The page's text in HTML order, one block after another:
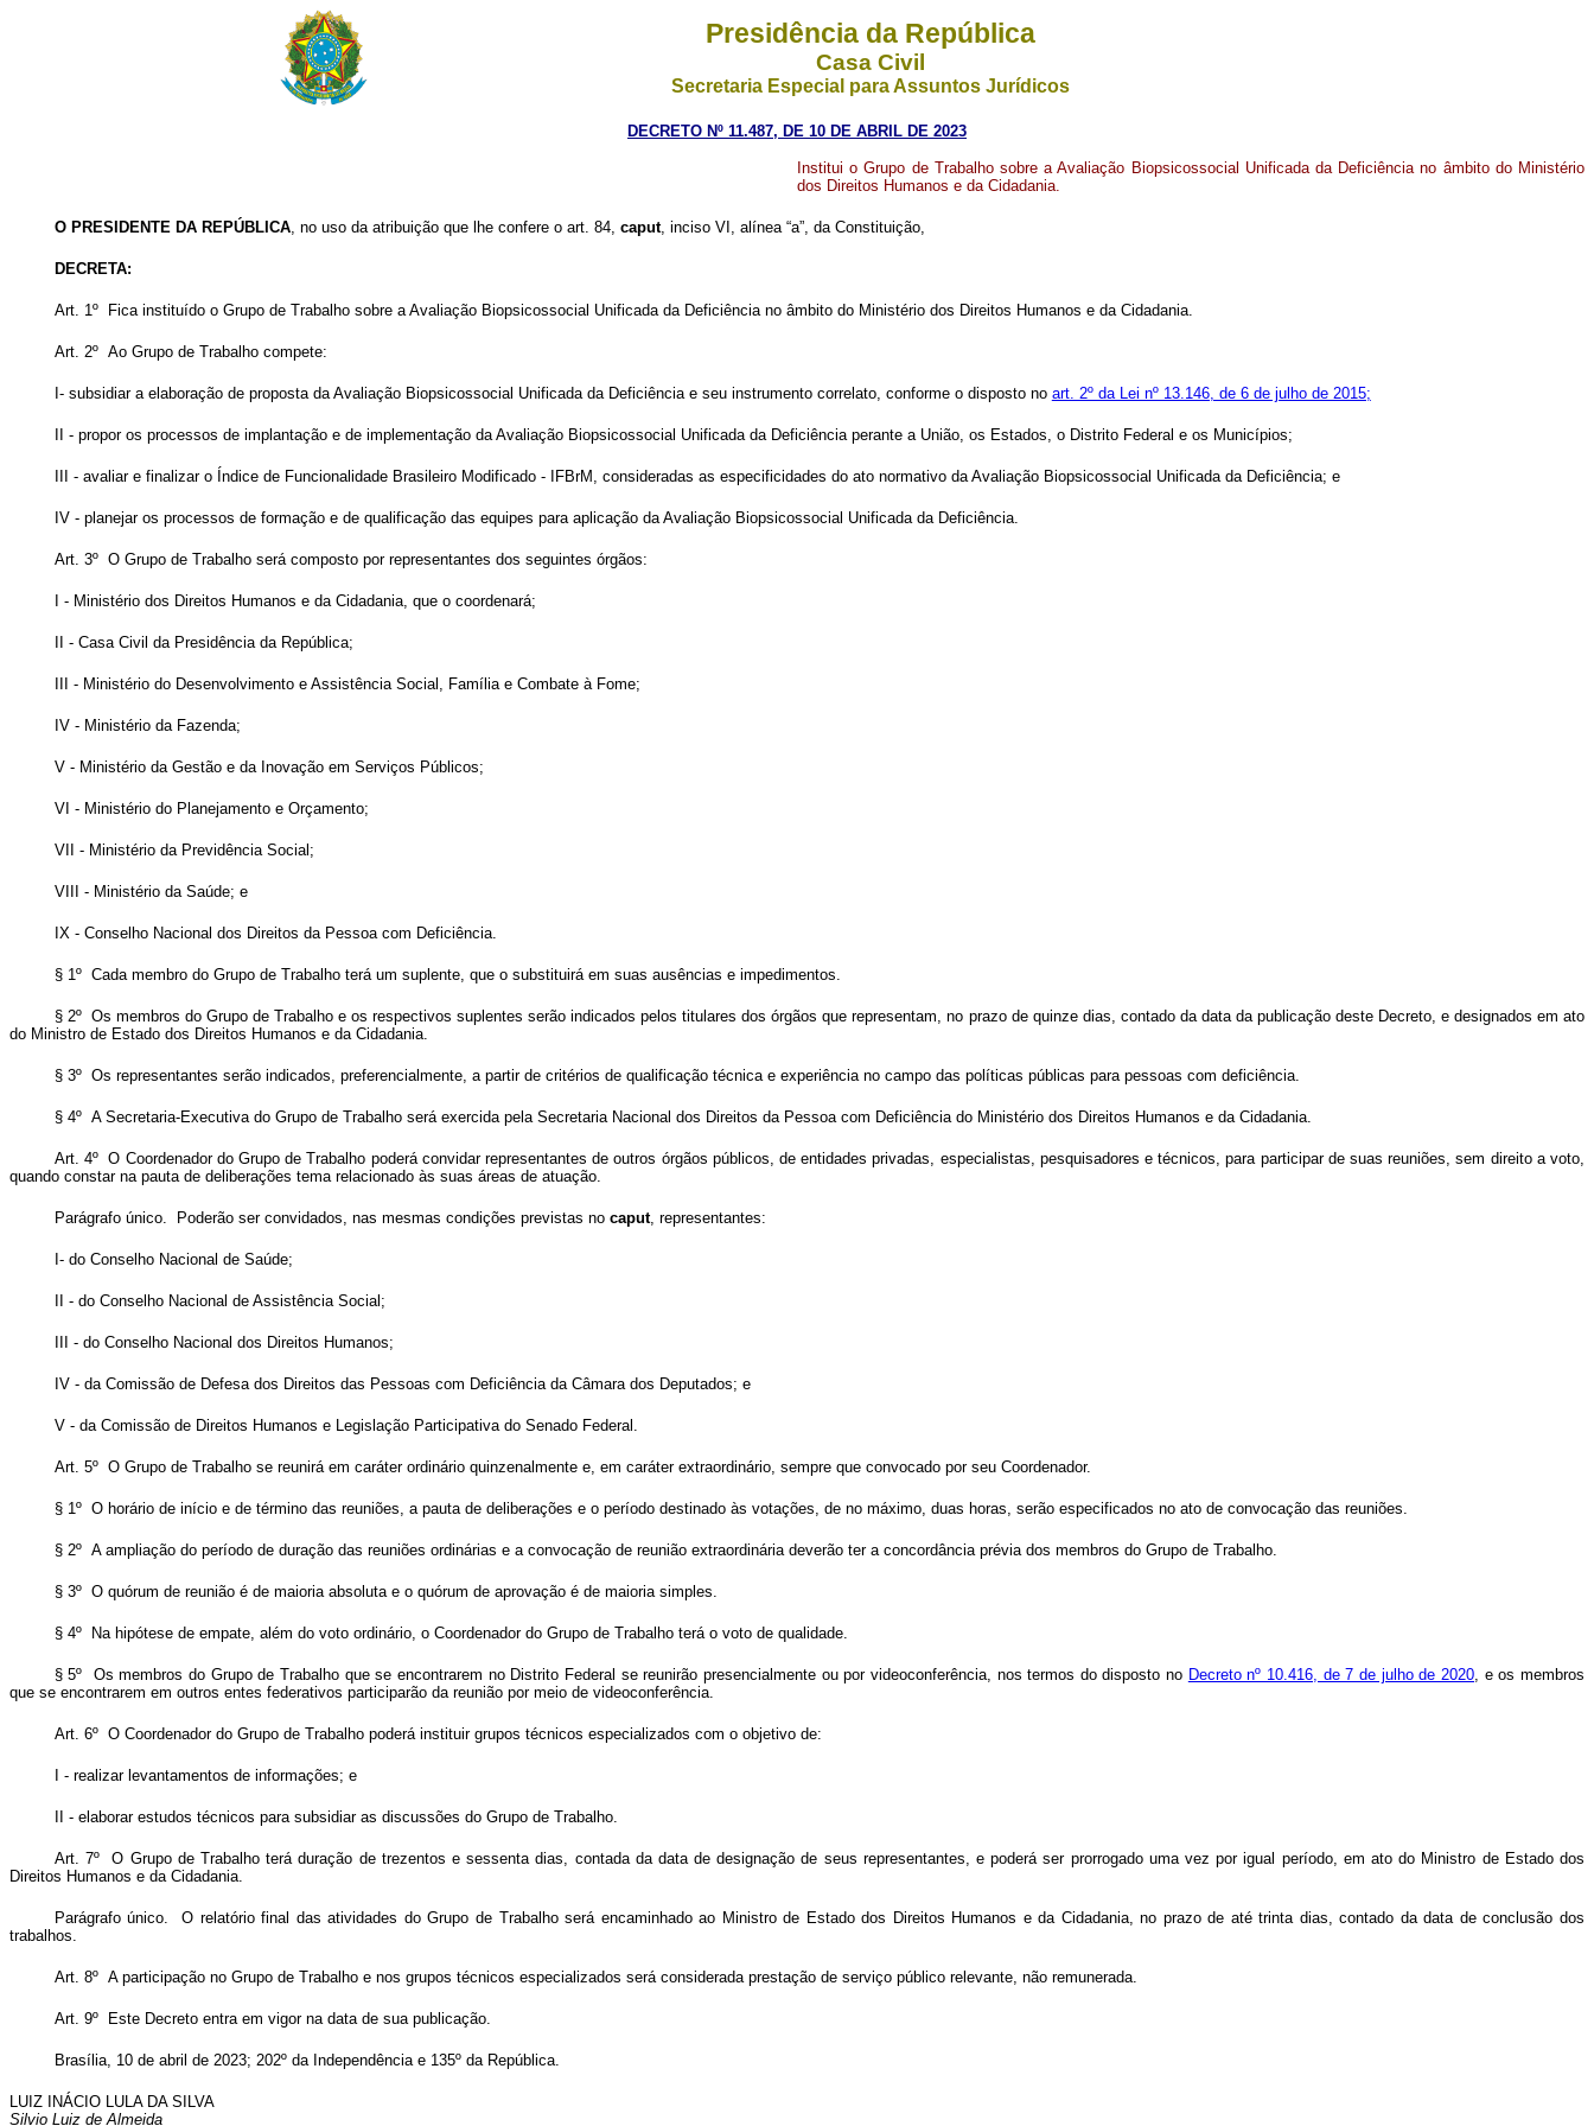
Presidência da República
Casa Civil
Secretaria Especial para Assuntos Jurídicos
DECRETO Nº 11.487, DE 10 DE ABRIL DE 2023
Institui o Grupo de Trabalho sobre a Avaliação Biopsicossocial Unificada da Deficiência no âmbito do Ministério
dos Direitos Humanos e da Cidadania.
O PRESIDENTE DA REPÚBLICA, no uso da atribuição que lhe confere o art. 84, caput, inciso VI, alínea “a”, da Constituição,
DECRETA:
Art. 1º Fica instituído o Grupo de Trabalho sobre a Avaliação Biopsicossocial Unificada da Deficiência no âmbito do Ministério dos Direitos Humanos e da Cidadania.
Art. 2º Ao Grupo de Trabalho compete:
I- subsidiar a elaboração de proposta da Avaliação Biopsicossocial Unificada da Deficiência e seu instrumento correlato, conforme o disposto no art. 2º da Lei nº 13.146, de 6 de julho de 2015;
II - propor os processos de implantação e de implementação da Avaliação Biopsicossocial Unificada da Deficiência perante a União, os Estados, o Distrito Federal e os Municípios;
III - avaliar e finalizar o Índice de Funcionalidade Brasileiro Modificado - IFBrM, consideradas as especificidades do ato normativo da Avaliação Biopsicossocial Unificada da Deficiência; e
IV - planejar os processos de formação e de qualificação das equipes para aplicação da Avaliação Biopsicossocial Unificada da Deficiência.
Art. 3º O Grupo de Trabalho será composto por representantes dos seguintes órgãos:
I - Ministério dos Direitos Humanos e da Cidadania, que o coordenará;
II - Casa Civil da Presidência da República;
III - Ministério do Desenvolvimento e Assistência Social, Família e Combate à Fome;
IV - Ministério da Fazenda;
V - Ministério da Gestão e da Inovação em Serviços Públicos;
VI - Ministério do Planejamento e Orçamento;
VII - Ministério da Previdência Social;
VIII - Ministério da Saúde; e
IX - Conselho Nacional dos Direitos da Pessoa com Deficiência.
§ 1º Cada membro do Grupo de Trabalho terá um suplente, que o substituirá em suas ausências e impedimentos.
§ 2º Os membros do Grupo de Trabalho e os respectivos suplentes serão indicados pelos titulares dos órgãos que representam, no prazo de quinze dias, contado da data da publicação deste Decreto, e designados em ato
do Ministro de Estado dos Direitos Humanos e da Cidadania.
§ 3º Os representantes serão indicados, preferencialmente, a partir de critérios de qualificação técnica e experiência no campo das políticas públicas para pessoas com deficiência.
§ 4º A Secretaria-Executiva do Grupo de Trabalho será exercida pela Secretaria Nacional dos Direitos da Pessoa com Deficiência do Ministério dos Direitos Humanos e da Cidadania.
Art. 4º O Coordenador do Grupo de Trabalho poderá convidar representantes de outros órgãos públicos, de entidades privadas, especialistas, pesquisadores e técnicos, para participar de suas reuniões, sem direito a voto,
quando constar na pauta de deliberações tema relacionado às suas áreas de atuação.
Parágrafo único. Poderão ser convidados, nas mesmas condições previstas no caput, representantes:
I- do Conselho Nacional de Saúde;
II - do Conselho Nacional de Assistência Social;
III - do Conselho Nacional dos Direitos Humanos;
IV - da Comissão de Defesa dos Direitos das Pessoas com Deficiência da Câmara dos Deputados; e
V - da Comissão de Direitos Humanos e Legislação Participativa do Senado Federal.
Art. 5º O Grupo de Trabalho se reunirá em caráter ordinário quinzenalmente e, em caráter extraordinário, sempre que convocado por seu Coordenador.
§ 1º O horário de início e de término das reuniões, a pauta de deliberações e o período destinado às votações, de no máximo, duas horas, serão especificados no ato de convocação das reuniões.
§ 2º A ampliação do período de duração das reuniões ordinárias e a convocação de reunião extraordinária deverão ter a concordância prévia dos membros do Grupo de Trabalho.
§ 3º O quórum de reunião é de maioria absoluta e o quórum de aprovação é de maioria simples.
§ 4º Na hipótese de empate, além do voto ordinário, o Coordenador do Grupo de Trabalho terá o voto de qualidade.
§ 5º Os membros do Grupo de Trabalho que se encontrarem no Distrito Federal se reunirão presencialmente ou por videoconferência, nos termos do disposto no Decreto nº 10.416, de 7 de julho de 2020, e os membros
que se encontrarem em outros entes federativos participarão da reunião por meio de videoconferência.
Art. 6º O Coordenador do Grupo de Trabalho poderá instituir grupos técnicos especializados com o objetivo de:
I - realizar levantamentos de informações; e
II - elaborar estudos técnicos para subsidiar as discussões do Grupo de Trabalho.
Art. 7º O Grupo de Trabalho terá duração de trezentos e sessenta dias, contada da data de designação de seus representantes, e poderá ser prorrogado uma vez por igual período, em ato do Ministro de Estado dos
Direitos Humanos e da Cidadania.
Parágrafo único. O relatório final das atividades do Grupo de Trabalho será encaminhado ao Ministro de Estado dos Direitos Humanos e da Cidadania, no prazo de até trinta dias, contado da data de conclusão dos
trabalhos.
Art. 8º A participação no Grupo de Trabalho e nos grupos técnicos especializados será considerada prestação de serviço público relevante, não remunerada.
Art. 9º Este Decreto entra em vigor na data de sua publicação.
Brasília, 10 de abril de 2023; 202º da Independência e 135º da República.
LUIZ INÁCIO LULA DA SILVA
Silvio Luiz de Almeida